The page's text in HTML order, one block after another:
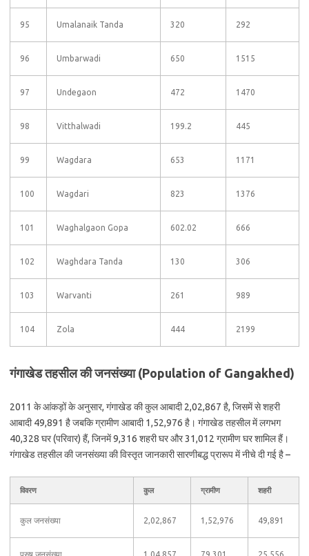
95 Umalanaik Tanda 320 292
96 Umbarwadi 650 1515
97 Undegaon 472 1470
98 Vitthalwadi 199.2 445
99 Wagdara 653 1171
100 Wagdari 823 1376
101 Waghalgaon Gopa 602.02 666
102 Waghdara Tanda 130 306
103 Warvanti 261 989
104 Zola 444 2199
गंगाखेड तहसील की जनसंख्या (Population of Gangakhed)
2011 के आंकड़ों के अनुसार, गंगाखेड की कुल आबादी 2,02,867 है, जिसमें से शहरी
आबादी 49,891 है जबकि ग्रामीण आबादी 1,52,976 है। गंगाखेड तहसील में लगभग
40,328 घर (परिवार) हैं, जिनमें 9,316 शहरी घर और 31,012 ग्रामीण घर शामिल हैं।
गंगाखेड तहसील की जनसंख्या की विस्तृत जानकारी सारणीबद्ध प्रारूप में नीचे दी गई है –
विवरण कुल ग्रामीण शहरी
कुल जनसंख्या 2,02,867 1,52,976 49,891